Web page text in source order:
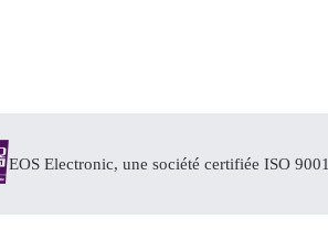
EOS Electronic, une société certifiée ISO 9001